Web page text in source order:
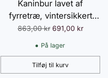
Kaninbur lavet af
fyrretræ, vintersikkert
kaninbur med hængslet
tag, 84x43x70 cm,
smådyrsbur til kaniner,
Normalpris
863,00 kr 691,00 kr
På lager
Tilføj til kurv
Antal